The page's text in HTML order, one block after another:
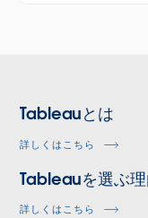
Tableauとは
詳しくはこちら
Tableauを選ぶ
詳しくはこちら